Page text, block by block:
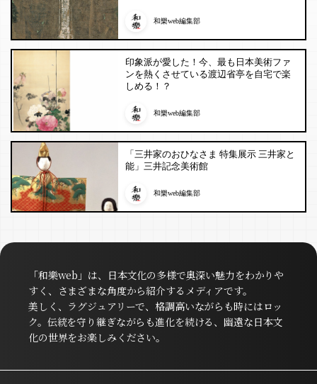
和樂web編集部
印象派が愛した！今、最も日本美術ファ
ンを熱くさせている渡辺省亭を自宅で楽
しめる！？
和樂web編集部
「三井家のおひなさま 特集展示 三井家と
能」三井記念美術館
和樂web編集部
「和樂web」は、日本文化の多様で奥深い魅力をわかりや
すく、さまざまな角度から紹介するメディアです。
美しく、ラグジュアリーで、格調高いながらも時にはロッ
ク。伝統を守り継ぎながらも進化を続ける、幽遠な日本文
化の世界をお楽しみください。